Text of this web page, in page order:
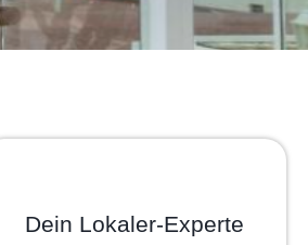
Dein Lokaler-Experte